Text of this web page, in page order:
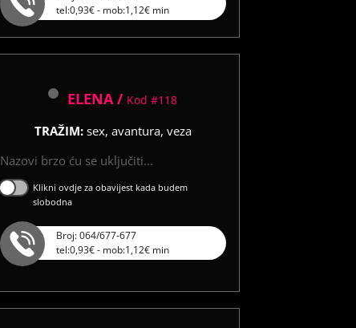
tel:0,93€ - mob:1,12€ min
ELENA / Kod #118
TRAŽIM: sex, avantura, veza
Nazovi brzo ću se uključiti...
Klikni ovdje za obavijest kada budem
slobodna
Broj: 064/677-677
tel:0,93€ - mob:1,12€ min